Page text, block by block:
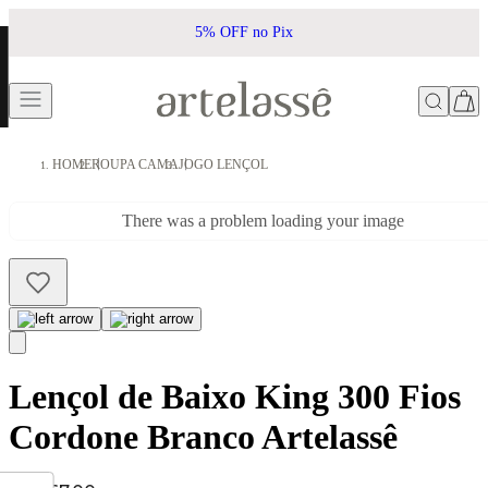
5% OFF no Pix
HOMEROUPA CAMAJOGO LENÇOL
There was a problem loading your image
Lençol de Baixo King 300 Fios
Cordone Branco Artelassê